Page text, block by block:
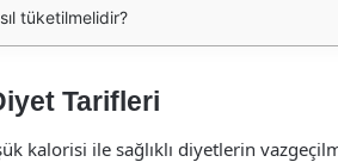
tüketilmelidir?
Tarifleri
kalorisi ile sağlıklı diyetlerin